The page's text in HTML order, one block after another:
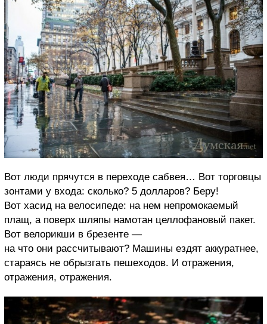
Вот люди прячутся в переходе сабвея… Вот торговцы
зонтами у входа: сколько? 5 долларов? Беру!
Вот хасид на велосипеде: на нем непромокаемый
плащ, а поверх шляпы намотан целлофановый пакет.
Вот велорикши в брезенте —
на что они рассчитывают? Машины ездят аккуратнее,
стараясь не обрызгать пешеходов. И отражения,
отражения, отражения.